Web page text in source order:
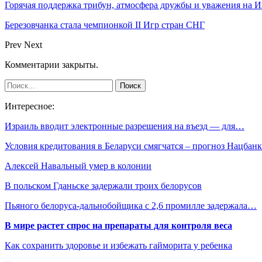
Горячая поддержка трибун, атмосфера дружбы и уважения на
Березовчанка стала чемпионкой II Игр стран СНГ
Prev Next
Комментарии закрыты.
Интересное:
Израиль вводит электронные разрешения на въезд — для…
Условия кредитования в Беларуси смягчатся – прогноз
Алексей Навальный умер в колонии
В польском Гданьске задержали троих белорусов
Пьяного белоруса-дальнобойщика с 2,6 промилле задержала…
В мире растет спрос на препараты для контроля веса
Как сохранить здоровье и избежать гайморита у ребенка